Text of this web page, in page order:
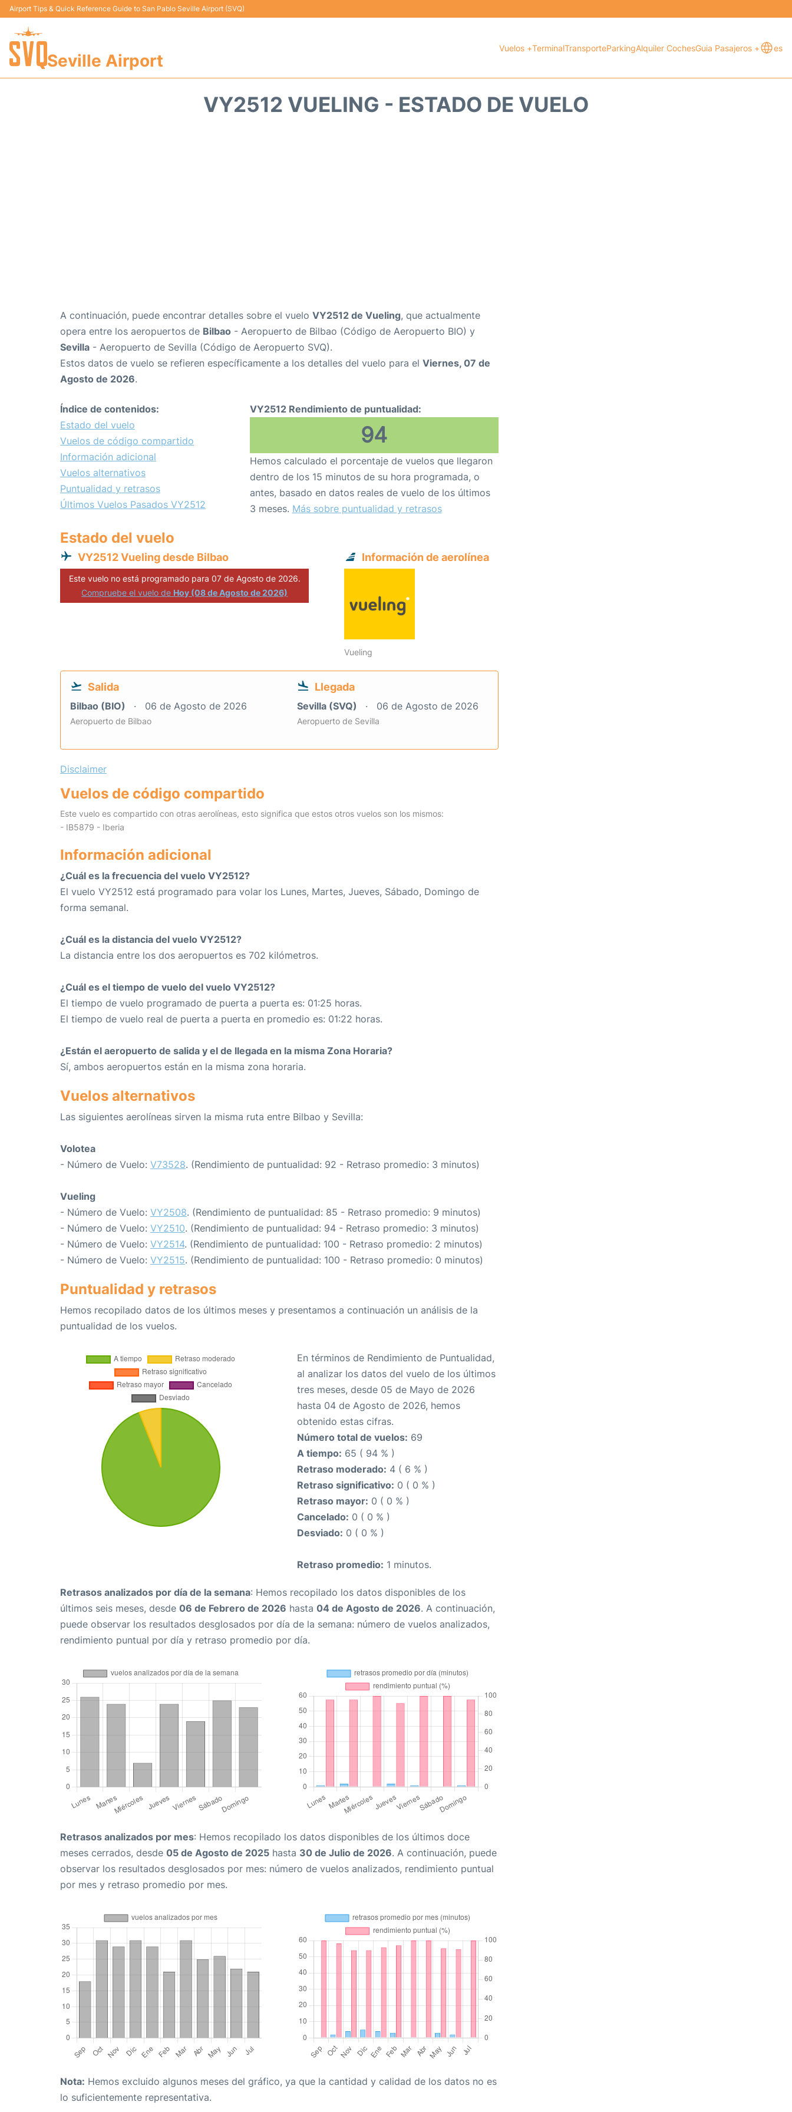
Airport Tips & Quick Reference Guide to San Pablo Seville Airport (SVQ)
Seville Airport
Vuelos +TerminalTransporteParkingAlquiler CochesGuia Pasajeros + es
VY2512 VUELING - ESTADO DE VUELO
A continuación, puede encontrar detalles sobre el vuelo VY2512 de Vueling, que actualmente
opera entre los aeropuertos de Bilbao - Aeropuerto de Bilbao (Código de Aeropuerto BIO) y
Sevilla - Aeropuerto de Sevilla (Código de Aeropuerto SVQ).
Estos datos de vuelo se refieren específicamente a los detalles del vuelo para el Viernes, 07 de
Agosto de 2026.
Índice de contenidos:
Estado del vuelo
Vuelos de código compartido
Información adicional
Vuelos alternativos
Puntualidad y retrasos
Últimos Vuelos Pasados VY2512
VY2512 Rendimiento de puntualidad:
94
Hemos calculado el porcentaje de vuelos que llegaron
dentro de los 15 minutos de su hora programada, o
antes, basado en datos reales de vuelo de los últimos
3 meses. Más sobre puntualidad y retrasos
Estado del vuelo
VY2512 Vueling desde Bilbao
Este vuelo no está programado para 07 de Agosto de 2026.
Compruebe el vuelo de Hoy (08 de Agosto de 2026)
Información de aerolínea
Vueling
Salida
Bilbao (BIO) 06 de Agosto de 2026
Aeropuerto de Bilbao
Llegada
Sevilla (SVQ) 06 de Agosto de 2026
Aeropuerto de Sevilla
Disclaimer
Vuelos de código compartido
Este vuelo es compartido con otras aerolíneas, esto significa que estos otros vuelos son los mismos:
- IB5879 - Iberia
Información adicional
¿Cuál es la frecuencia del vuelo VY2512?
El vuelo VY2512 está programado para volar los Lunes, Martes, Jueves, Sábado, Domingo de
forma semanal.
¿Cuál es la distancia del vuelo VY2512?
La distancia entre los dos aeropuertos es 702 kilómetros.
¿Cuál es el tiempo de vuelo del vuelo VY2512?
El tiempo de vuelo programado de puerta a puerta es: 01:25 horas.
El tiempo de vuelo real de puerta a puerta en promedio es: 01:22 horas.
¿Están el aeropuerto de salida y el de llegada en la misma Zona Horaria?
Sí, ambos aeropuertos están en la misma zona horaria.
Vuelos alternativos
Las siguientes aerolíneas sirven la misma ruta entre Bilbao y Sevilla:
Volotea
- Número de Vuelo: V73528. (Rendimiento de puntualidad: 92 - Retraso promedio: 3 minutos)
Vueling
- Número de Vuelo: VY2508. (Rendimiento de puntualidad: 85 - Retraso promedio: 9 minutos)
- Número de Vuelo: VY2510. (Rendimiento de puntualidad: 94 - Retraso promedio: 3 minutos)
- Número de Vuelo: VY2514. (Rendimiento de puntualidad: 100 - Retraso promedio: 2 minutos)
- Número de Vuelo: VY2515. (Rendimiento de puntualidad: 100 - Retraso promedio: 0 minutos)
Puntualidad y retrasos
Hemos recopilado datos de los últimos meses y presentamos a continuación un análisis de la
puntualidad de los vuelos.
En términos de Rendimiento de Puntualidad,
al analizar los datos del vuelo de los últimos
tres meses, desde 05 de Mayo de 2026
hasta 04 de Agosto de 2026, hemos
obtenido estas cifras.
Número total de vuelos: 69
A tiempo: 65 ( 94 % )
Retraso moderado: 4 ( 6 % )
Retraso significativo: 0 ( 0 % )
Retraso mayor: 0 ( 0 % )
Cancelado: 0 ( 0 % )
Desviado: 0 ( 0 % )
Retraso promedio: 1 minutos.
Retrasos analizados por día de la semana: Hemos recopilado los datos disponibles de los
últimos seis meses, desde 06 de Febrero de 2026 hasta 04 de Agosto de 2026. A continuación,
puede observar los resultados desglosados por día de la semana: número de vuelos analizados,
rendimiento puntual por día y retraso promedio por día.
Retrasos analizados por mes: Hemos recopilado los datos disponibles de los últimos doce
meses cerrados, desde 05 de Agosto de 2025 hasta 30 de Julio de 2026. A continuación, puede
observar los resultados desglosados por mes: número de vuelos analizados, rendimiento puntual
por mes y retraso promedio por mes.
Nota: Hemos excluido algunos meses del gráfico, ya que la cantidad y calidad de los datos no es
lo suficientemente representativa.